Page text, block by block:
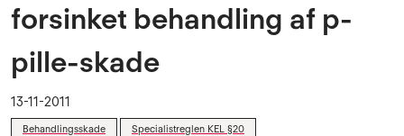
forsinket behandling af p-
pille-skade
13-11-2011
Behandlingsskade
Specialistreglen KEL §20